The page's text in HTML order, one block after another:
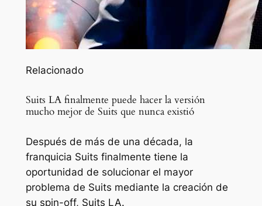
Relacionado
Suits LA finalmente puede hacer la versión
mucho mejor de Suits que nunca existió
Después de más de una década, la
franquicia Suits finalmente tiene la
oportunidad de solucionar el mayor
problema de Suits mediante la creación de
su spin-off, Suits LA.